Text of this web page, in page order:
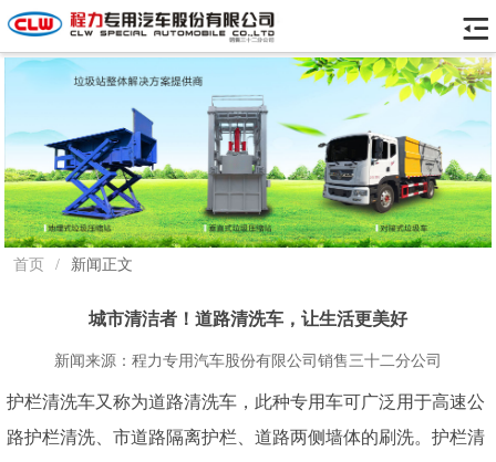
首页 / 新闻正文
城市清洁者！道路清洗车，让生活更美好
新闻来源：程力专用汽车股份有限公司销售三十二分公司
护栏清洗车又称为道路清洗车，此种专用车可广泛用于高速公
路护栏清洗、市道路隔离护栏、道路两侧墙体的刷洗。护栏清